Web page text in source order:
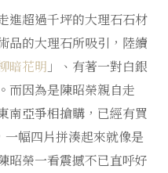
進超過千坪的大理石石材
品的大理石所吸引，陸續
暗花明 」、有著一對白銀
而因為是陳昭榮親自走
南亞爭相搶購，已經有買
一幅四片拼湊起來就像是
昭榮一看震撼不已直呼好